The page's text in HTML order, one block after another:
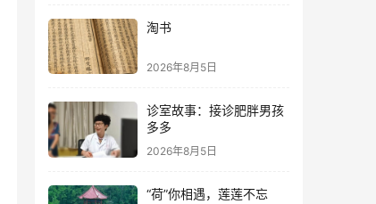
淘书
2026年8月5日
诊室故事：接诊肥胖男孩
多多
2026年8月5日
“荷”你相遇，莲莲不忘